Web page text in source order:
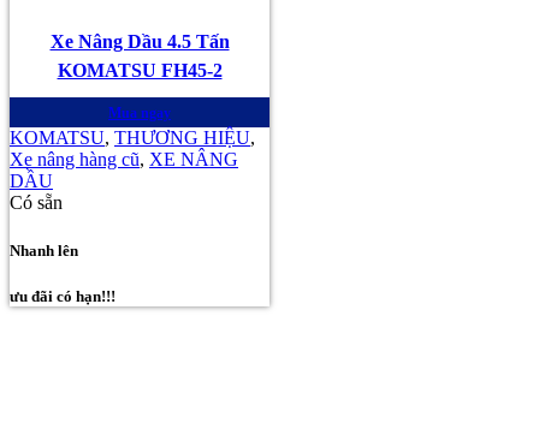
Xe Nâng Dầu 4.5 Tấn
KOMATSU FH45-2
Mua ngay
KOMATSU, THƯƠNG HIỆU,
Xe nâng hàng cũ, XE NÂNG
DẦU
Có sẵn
Nhanh lên
ưu đãi có hạn!!!